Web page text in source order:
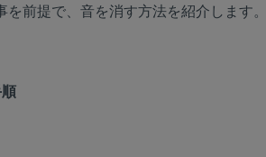
前提で、音を消す方法を紹介します。